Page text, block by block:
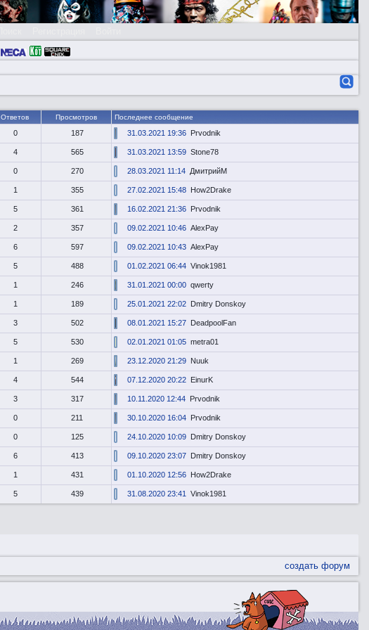
Ответов Просмотров Последнее сообщение
0 187 31.03.2021 19:36 Prvodnik
4 565 31.03.2021 13:59 Stone78
0 270 28.03.2021 11:14 ДмитрийМ
1 355 27.02.2021 15:48 How2Drake
5 361 16.02.2021 21:36 Prvodnik
2 357 09.02.2021 10:46 AlexPay
6 597 09.02.2021 10:43 AlexPay
5 488 01.02.2021 06:44 Vinok1981
1 246 31.01.2021 00:00 qwerty
1 189 25.01.2021 22:02 Dmitry Donskoy
3 502 08.01.2021 15:27 DeadpoolFan
5 530 02.01.2021 01:05 metra01
1 269 23.12.2020 21:29 Nuuk
4 544 07.12.2020 20:22 EinurK
3 317 10.11.2020 12:44 Prvodnik
0 211 30.10.2020 16:04 Prvodnik
0 125 24.10.2020 10:09 Dmitry Donskoy
6 413 09.10.2020 23:07 Dmitry Donskoy
1 431 01.10.2020 12:56 How2Drake
5 439 31.08.2020 23:41 Vinok1981
создать форум